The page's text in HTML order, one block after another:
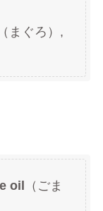
まぐろ）,
oil
（ごま